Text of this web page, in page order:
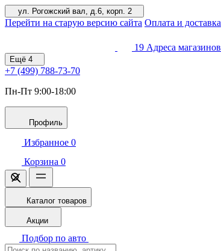
ул. Рогожский вал, д.6, корп. 2
Перейти на старую версию сайта Оплата и доставка
19 Адреса магазинов
Ещё 4
+7 (499) 788-73-70
Пн-Пт 9:00-18:00
Профиль
Избранное 0
Корзина 0
Каталог товаров
Акции
Подбор по авто